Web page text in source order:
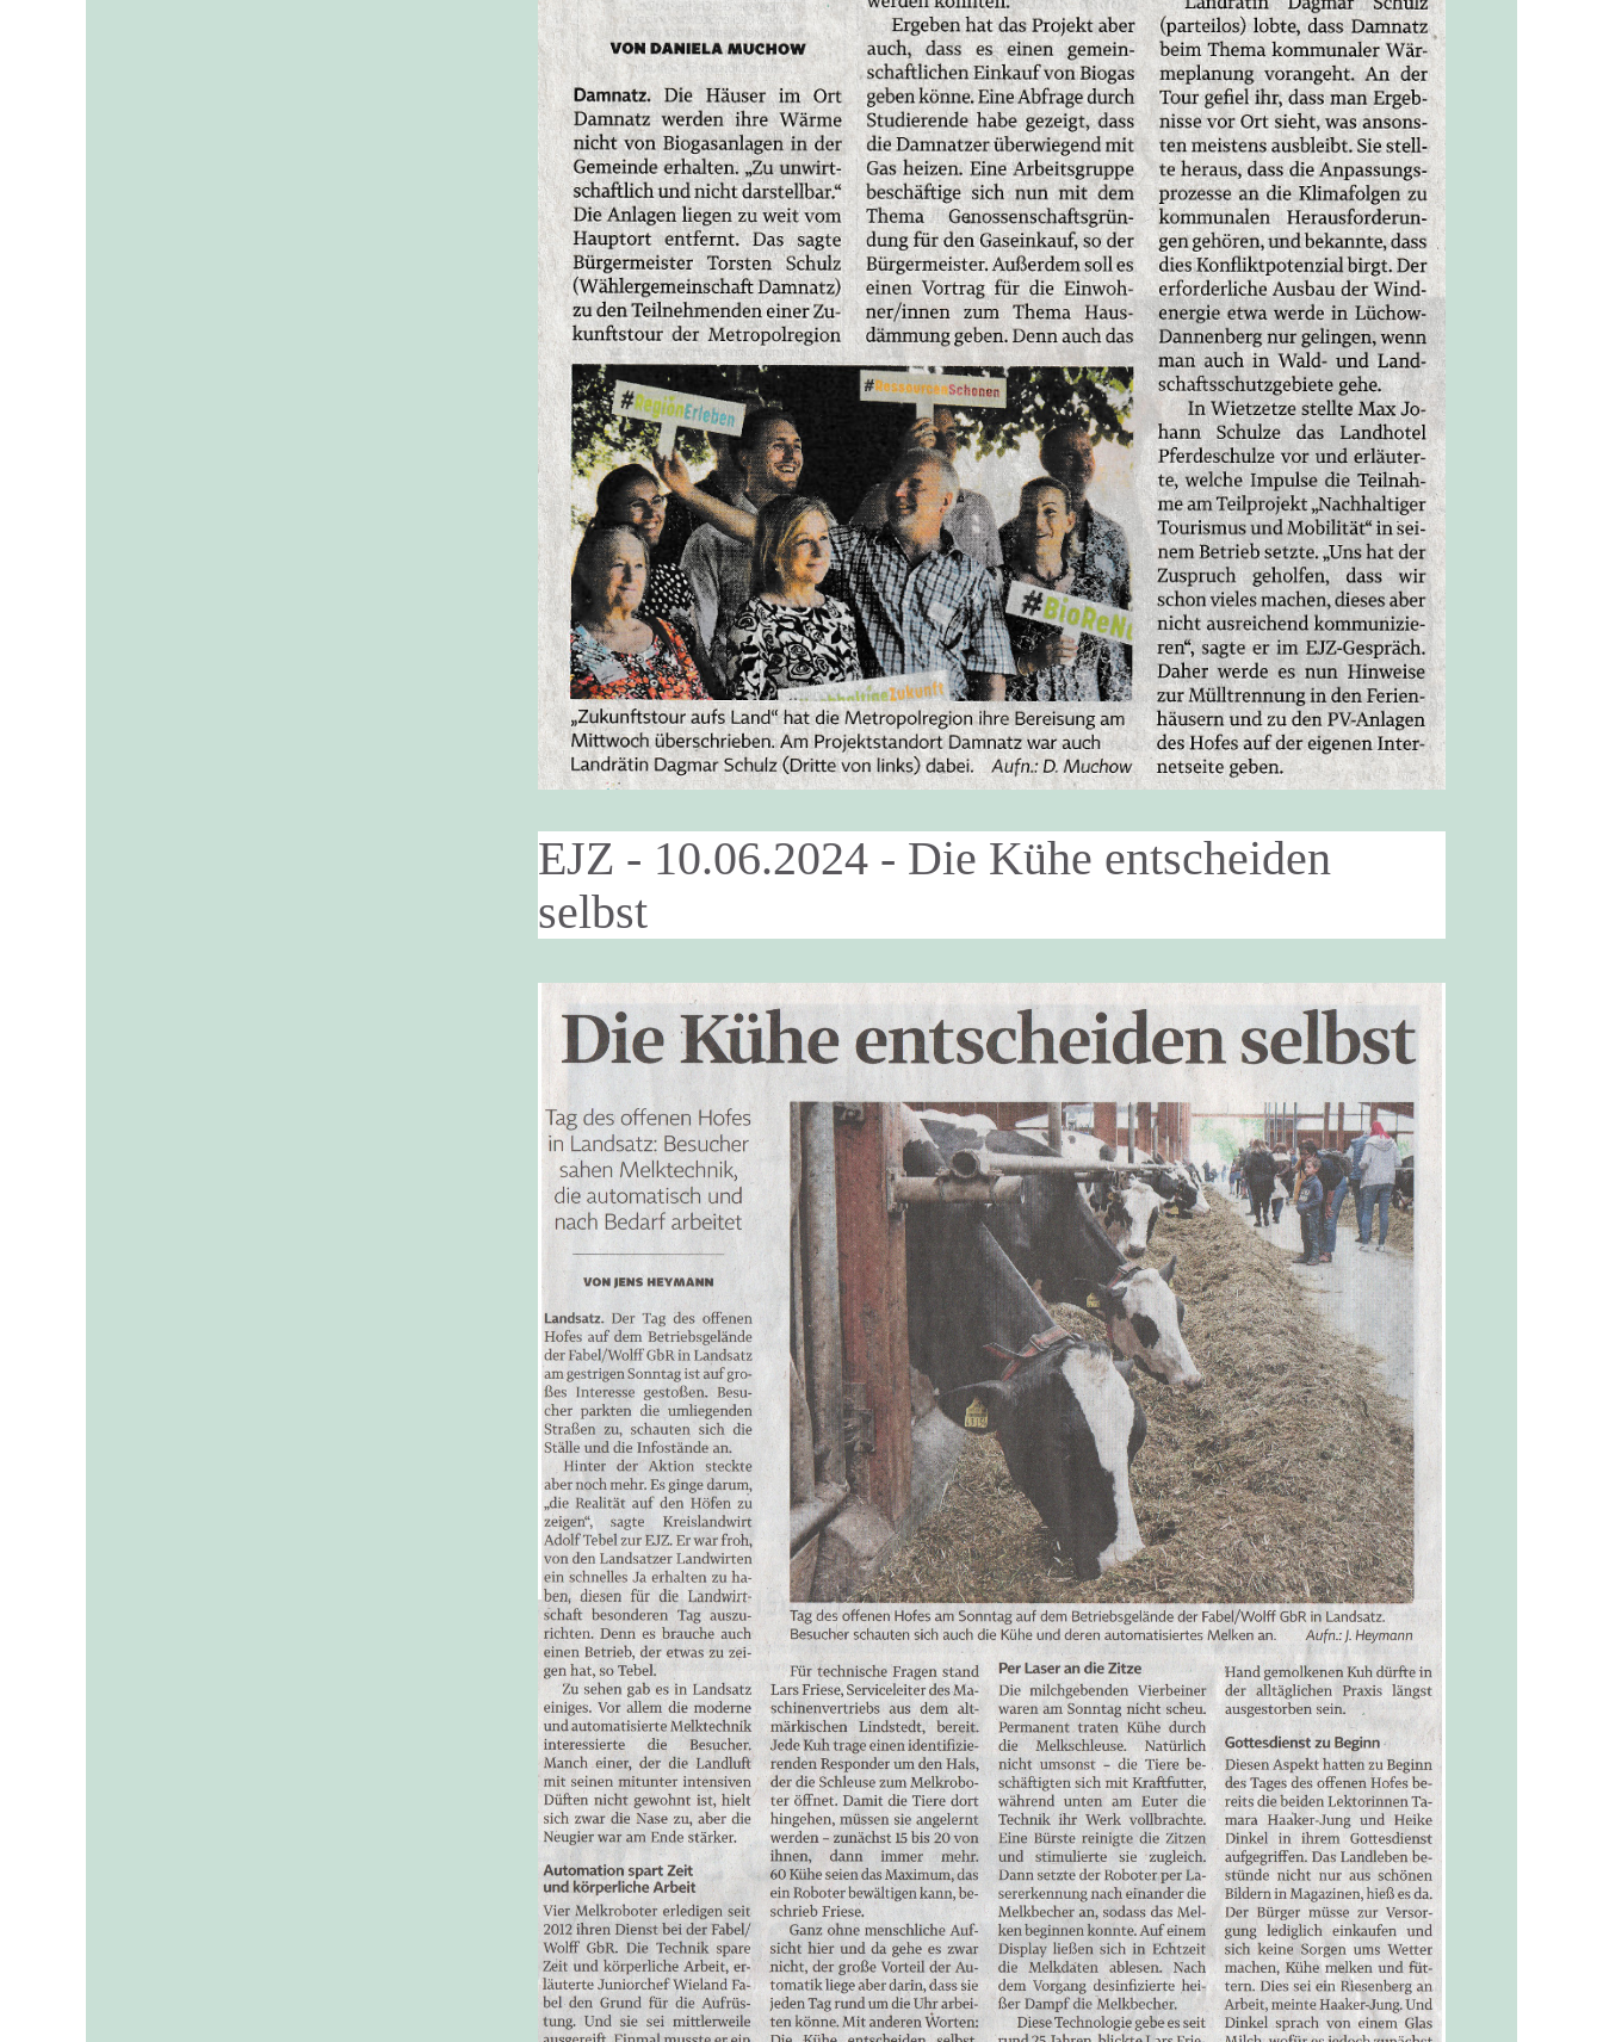
EJZ - 10.06.2024 - Die Kühe entscheiden
selbst